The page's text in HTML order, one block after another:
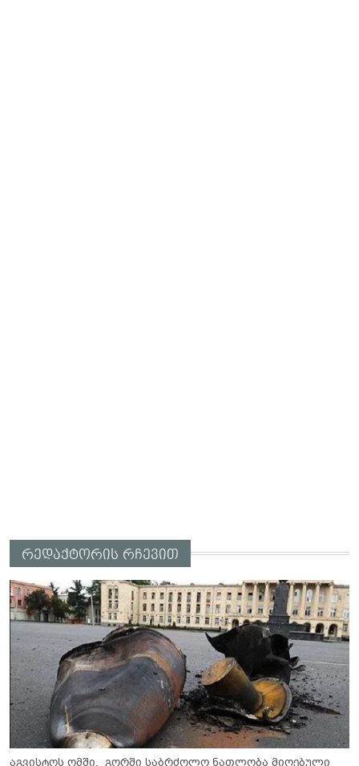
რედაქტორის რჩევით
აგვისტოს ომში, გორში საბრძოლო ნათლობა მიღებული